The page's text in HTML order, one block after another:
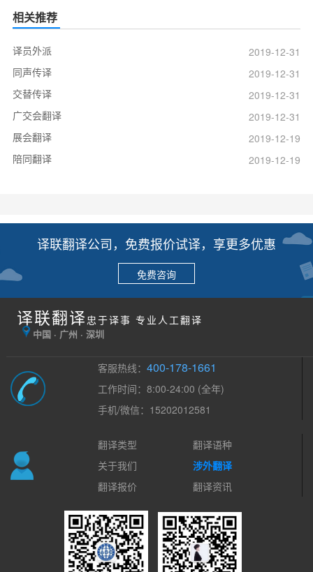
相关推荐
译员外派
2019-12-31
同声传译
2019-12-31
交替传译
2019-12-31
广交会翻译
2019-12-31
展会翻译
2019-12-19
陪同翻译
2019-12-19
译联翻译公司，免费报价试译，享更多优惠
免费咨询
译联翻译 忠于译事 专业人工翻译
中国 · 广州 · 深圳
客服热线：400-178-1661
工作时间：8:00-24:00 (全年)
手机/微信：15202012581
翻译类型
翻译语种
关于我们
涉外翻译
翻译报价
翻译资讯